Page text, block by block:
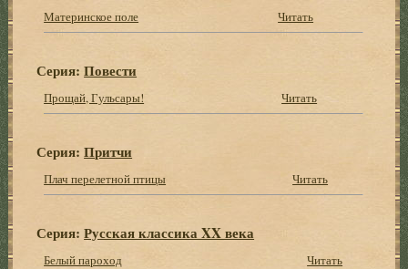
Материнское поле Читать
Серия:Повести
Прощай, Гульсары! Читать
Серия:Притчи
Плач перелетной птицы Читать
Серия:Русская классика XX века
Белый пароход
Читать